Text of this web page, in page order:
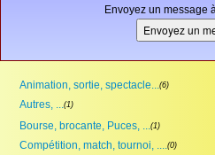
Envoyez un message
Animation, sortie, spectacle...(6)
Autres, ...(1)
Bourse, brocante, Puces, ...(1)
Compétition, match, tournoi, ....(0)